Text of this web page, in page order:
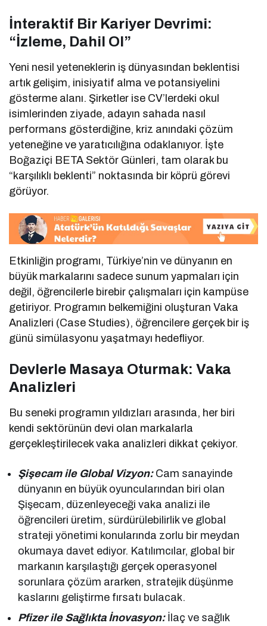
İnteraktif Bir Kariyer Devrimi:
“İzleme, Dahil Ol”
Yeni nesil yeteneklerin iş dünyasından beklentisi
artık gelişim, inisiyatif alma ve potansiyelini
gösterme alanı. Şirketler ise CV’lerdeki okul
isimlerinden ziyade, adayın sahada nasıl
performans gösterdiğine, kriz anındaki çözüm
yeteneğine ve yaratıcılığına odaklanıyor. İşte
Boğaziçi BETA Sektör Günleri, tam olarak bu
“karşılıklı beklenti” noktasında bir köprü görevi
görüyor.
Etkinliğin programı, Türkiye’nin ve dünyanın en
büyük markalarını sadece sunum yapmaları için
değil, öğrencilerle birebir çalışmaları için kampüse
getiriyor. Programın belkemiğini oluşturan Vaka
Analizleri (Case Studies), öğrencilere gerçek bir iş
günü simülasyonu yaşatmayı hedefliyor.
Devlerle Masaya Oturmak: Vaka
Analizleri
Bu seneki programın yıldızları arasında, her biri
kendi sektörünün devi olan markalarla
gerçekleştirilecek vaka analizleri dikkat çekiyor.
Şişecam ile Global Vizyon: Cam sanayinde
dünyanın en büyük oyuncularından biri olan
Şişecam, düzenleyeceği vaka analizi ile
öğrencileri üretim, sürdürülebilirlik ve global
strateji yönetimi konularında zorlu bir meydan
okumaya davet ediyor. Katılımcılar, global bir
markanın karşılaştığı gerçek operasyonel
sorunlara çözüm ararken, stratejik düşünme
kaslarını geliştirme fırsatı bulacak.
Pfizer ile Sağlıkta İnovasyon: İlaç ve sağlık